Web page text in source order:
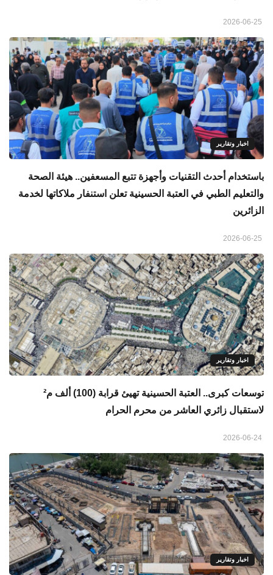
اخبار وتقارير
باستخدام أحدث التقنيات وأجهزة تتبع المسعفين.. هيئة الصحة
والتعليم الطبي في العتبة الحسينية تعلن استنفار ملاكاتها لخدمة
الزائرين
اخبار وتقارير
توسعات كبرى.. العتبة الحسينية تهيئ قرابة (100) ألف م²
لاستقبال زائري العاشر من محرم الحرام
اخبار وتقارير